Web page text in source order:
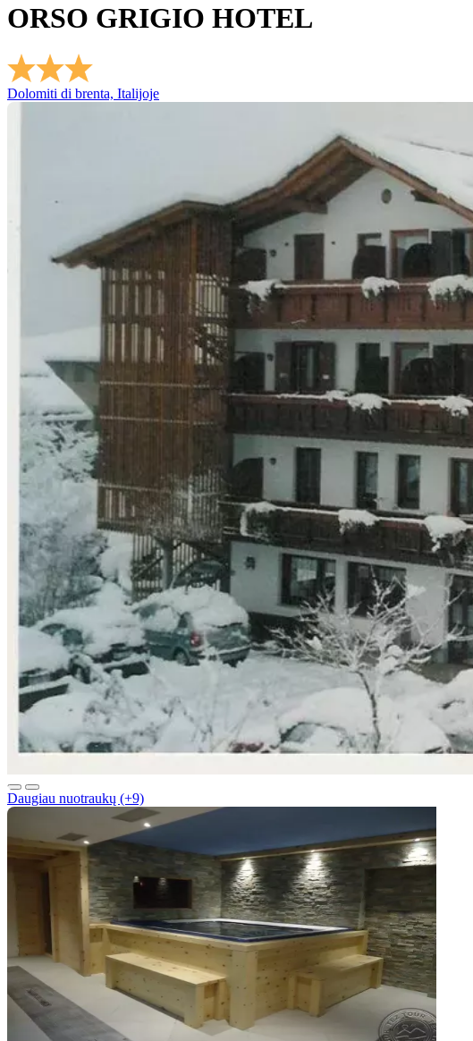
ORSO GRIGIO HOTEL
Dolomiti di brenta, Italijoje
Daugiau nuotraukų (+9)